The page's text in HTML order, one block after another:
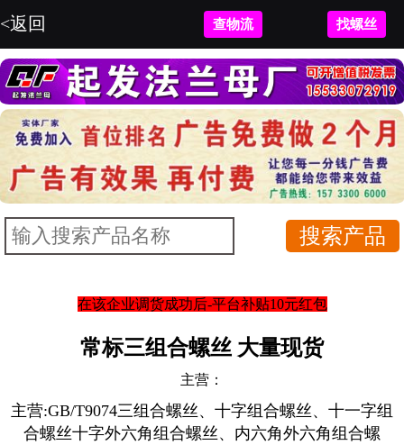
<返回 查物流 找螺丝
在该企业调货成功后-平台补贴10元红包
常标三组合螺丝 大量现货
主营：
主营:GB/T9074三组合螺丝、十字组合螺丝、十一字组
合螺丝十字外六角组合螺丝、内六角外六角组合螺